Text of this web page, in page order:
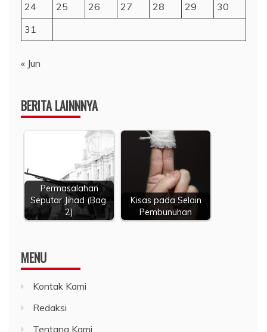
24
25 26 27 28 29
30
31
« Jun
BERITA LAINNNYA
Permasalahan
Seputar Jihad (Bag.
2)
Kisas pada Selain
Pembunuhan
MENU
Kontak Kami
Redaksi
Tentang Kami